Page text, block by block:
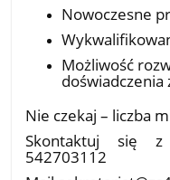
Nowoczesne
Możliwość
Nie czekaj – liczba
Skontaktuj się z
542703112